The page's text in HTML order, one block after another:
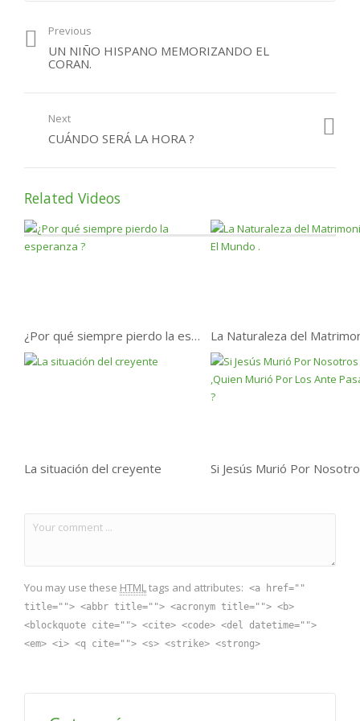
perder el paraíso?
Previous
UN NIÑO HISPANO MEMORIZANDO EL
CORAN.
Next
CUÁNDO SERÁ LA HORA ?
Related Videos
¿Por qué siempre pierdo la esperanza ?
La situación del creyente
You may use these HTMLtags and attributes: <a href=""
title=""> <abbr title=""> <acronym title=""> <b>
<blockquote cite=""> <cite> <code> <del datetime="">
<em> <i> <q cite=""> <s> <strike> <strong>